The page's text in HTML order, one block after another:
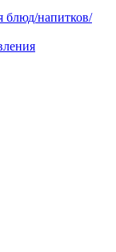
блюд/напитков/